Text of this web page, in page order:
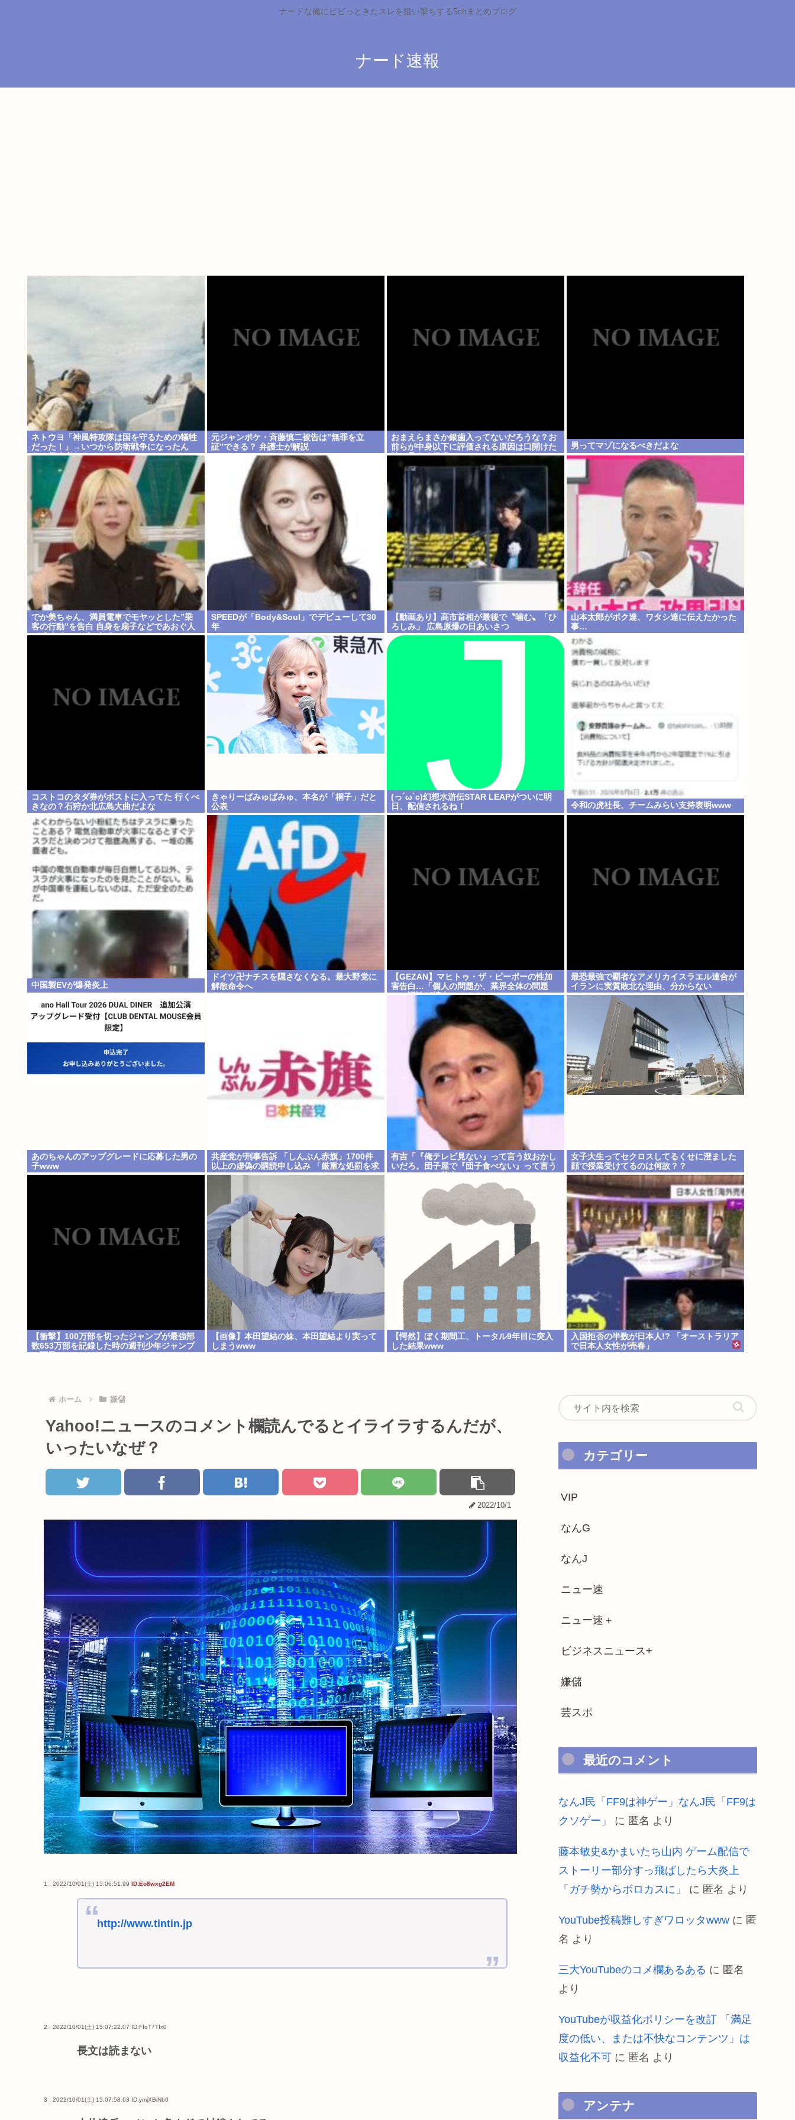
ナードな俺にビビっときたスレを狙い撃ちする5chまとめブログ
ナード速報
ネトウヨ「神風特攻隊は国を守るための犠牲
だった！」→いつから防衛戦争になったん
だ？侵略者だろジャップはwww
元ジャンポケ・斉藤慎二被告は”無罪を立
証”できる？ 弁護士が解説
おまえらまさか銀歯入ってないだろうな？お
前らが中身以下に評価される原因は口開けた
時に見える銀歯
男ってマゾになるべきだよな
でか美ちゃん、満員電車でモヤッとした”乗
客の行動”を告白 自身を扇子などであおぐ人
に「オイニーがつらくて…」
SPEEDが「Body&Soul」でデビューして30
年
【動画あり】高市首相が最後で〝噛む〟「ひ
ろしみ」 広島原爆の日あいさつ
山本太郎がボク達、ワタシ達に伝えたかった
事…
コストコのタダ券がポストに入ってた 行くべ
きなの？石狩か北広島大曲だよな
きゃりーぱみゅぱみゅ、本名が「桐子」だと
公表
(っ´ω`c)幻想水滸伝STAR LEAPがついに明
日、配信されるね！
令和の虎社長、チームみらい支持表明www
中国製EVが爆発炎上
ドイツ卍ナチスを隠さなくなる。最大野党に
解散命令へ
【GEZAN】マヒトゥ・ザ・ピーポーの性加
害告白…「個人の問題か、業界全体の問題
か」議論が拡大
最恐最強で覇者なアメリカイスラエル連合が
イランに実質敗北な理由、分からない
あのちゃんのアップグレードに応募した男の
子www
共産党が刑事告訴 「しんぶん赤旗」1700件
以上の虚偽の購読申し込み 「厳重な処罰を求
める」
有吉「『俺テレビ見ない』って言う奴おかし
いだろ。団子屋で『団子食べない』って言う
女子大生ってセクロスしてるくせに澄ました
顔で授業受けてるのは何故？？
【衝撃】100万部を切ったジャンプが最強部
数653万部を記録した時の週刊少年ジャンプ
【画像】本田望結の妹、本田望結より実って
しまうwww
【愕然】ぼく期間工、トータル9年目に突入
した結果www
入国拒否の半数が日本人!? 「オーストラリア
で日本人女性が売春」
ホーム 嫌儲
Yahoo!ニュースのコメント欄読んでるとイライラするんだが、
いったいなぜ？
2022/10/1
1 : 2022/10/01(土) 15:06:51.99 ID:Eo8wxg2EM
http://www.tintin.jp
2 : 2022/10/01(土) 15:07:22.07 ID:FIoT7TIx0
長文は読まない
3 : 2022/10/01(土) 15:07:58.63 ID:ymjXBiNb0
カテゴリー
VIP
なんG
なんJ
ニュー速
ニュー速＋
ビジネスニュース+
嫌儲
芸スポ
最近のコメント
なんJ民「FF9は神ゲー」なんJ民「FF9は
クソゲー」
に 匿名 より
藤本敏史&かまいたち山内 ゲーム配信で
ストーリー部分すっ飛ばしたら大炎上
「ガチ勢からボロカスに」
に 匿名 より
YouTube投稿難しすぎワロッタwww に 匿
名 より
三大YouTubeのコメ欄あるある に 匿名
より
YouTubeが収益化ポリシーを改訂 「満足
度の低い、または不快なコンテンツ」は
収益化不可 に 匿名 より
アンテナ